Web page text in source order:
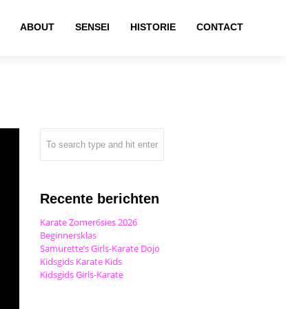
ABOUT SENSEI HISTORIE CONTACT
Recente berichten
Karate Zomer6sies 2026
Beginnersklas
Samurette’s Girls-Karate Dojo
Kidsgids Karate Kids
Kidsgids Girls-Karate